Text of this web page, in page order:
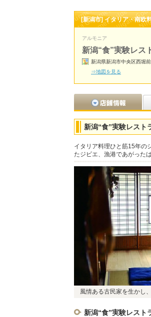
[新潟市] イタリア・南欧
アルモニア
新潟“食”実験レス
新潟県新潟市中央区西堀
⇒地図を見る
新潟“食”実験レス
イタリア料理ひと筋15年の
たジビエ、漁港であがった
風情ある古民家を生かし
新潟“食”実験レス